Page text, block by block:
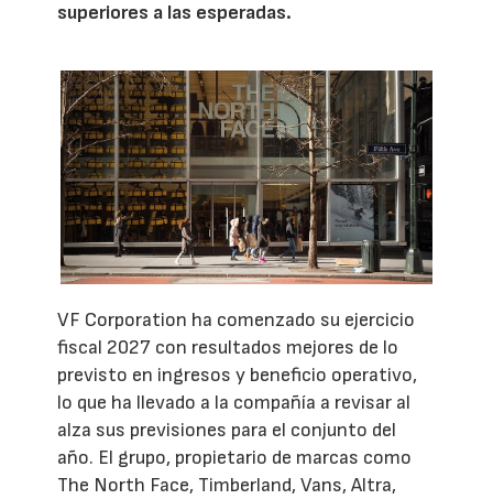
superiores a las esperadas.
VF Corporation ha comenzado su ejercicio
fiscal 2027 con resultados mejores de lo
previsto en ingresos y beneficio operativo,
lo que ha llevado a la compañía a revisar al
alza sus previsiones para el conjunto del
año. El grupo, propietario de marcas como
The North Face, Timberland, Vans, Altra,